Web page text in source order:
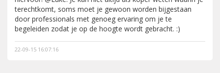
terechtkomt, soms moet je gewoon worden bijgestaan
door professionals met genoeg ervaring om je te
begeleiden zodat je op de hoogte wordt gebracht. :)
22-09-15 16:07:16